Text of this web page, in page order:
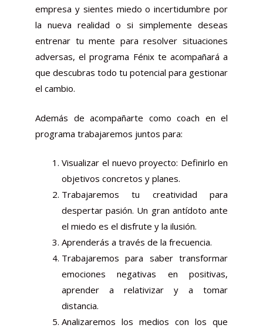
empresa y sientes miedo o incertidumbre por
la nueva realidad o si simplemente deseas
entrenar tu mente para resolver situaciones
adversas, el programa Fénix te acompañará a
que descubras todo tu potencial para gestionar
el cambio.
Además de acompañarte como coach en el
programa trabajaremos juntos para:
Visualizar el nuevo proyecto: Definirlo en
objetivos concretos y planes.
Trabajaremos tu creatividad para
despertar pasión. Un gran antídoto ante
el miedo es el disfrute y la ilusión.
Aprenderás a través de la frecuencia.
Trabajaremos para saber transformar
emociones negativas en positivas,
aprender a relativizar y a tomar
distancia.
Analizaremos los medios con los que